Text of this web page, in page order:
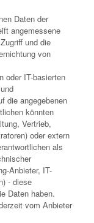
Daten der
angemessene
und die
von
oder IT-basierten
die angegebenen
könnten
Vertrieb,
oder extern
als
Anbieter, IT-
- diese
Daten haben.
vom Anbieter